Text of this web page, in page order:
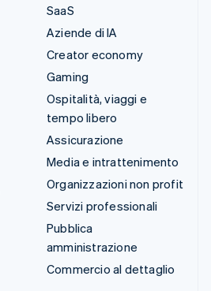
SaaS
Aziende di IA
Creator economy
Gaming
Ospitalità, viaggi e
tempo libero
Assicurazione
Media e intrattenimento
Organizzazioni non profit
Servizi professionali
Pubblica
amministrazione
Commercio al dettaglio